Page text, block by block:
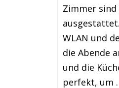
Zimmer
WLAN und
die Abende
und die
perfekt, um